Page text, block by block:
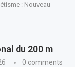
: Nouveau
du 200 m
0 comments